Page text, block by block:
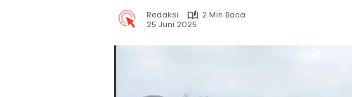
Redaksi
2 Min Baca
25 Juni 2025